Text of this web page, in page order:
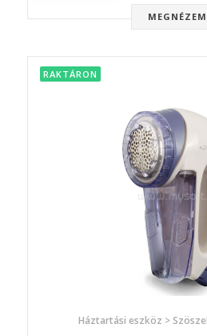
MEGNÉZEM
RAKTÁRON
Háztartási eszköz >